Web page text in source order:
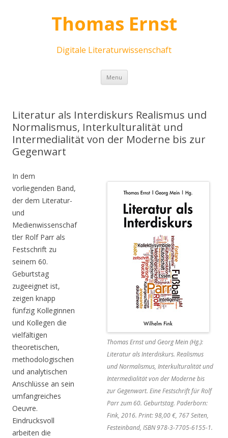
Thomas Ernst
Digitale Literaturwissenschaft
Menu Skip
content
Literatur als Interdiskurs Realismus und
Normalismus, Interkulturalität und
Intermedialität von der Moderne bis zur
Gegenwart
Thomas Ernst und Georg Mein (Hg.):
Literatur als Interdiskurs. Realismus
und Normalismus, Interkulturalität und
Intermedialität von der Moderne bis
zur Gegenwart. Eine Festschrift für Rolf
Parr zum 60. Geburtstag. Paderborn:
Fink, 2016. Print: 98,00 €, 767 Seiten,
Festeinband, ISBN 978-3-7705-6155-1.
In dem
vorliegenden Band,
der dem Literatur-
und
Medienwissenschaf
tler Rolf Parr als
Festschrift zu
seinem 60.
Geburtstag
zugeeignet ist,
zeigen knapp
fünfzig Kolleginnen
und Kollegen die
vielfältigen
theoretischen,
methodologischen
und analytischen
Anschlüsse an sein
umfangreiches
Oeuvre.
Eindrucksvoll
arbeiten die